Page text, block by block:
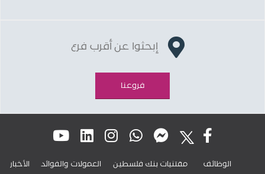
إبحثوا عن أقرب فرع
فروعنا
الوظائف مقتنيات بنك فلسطين العمولات والفوائد الأخبار